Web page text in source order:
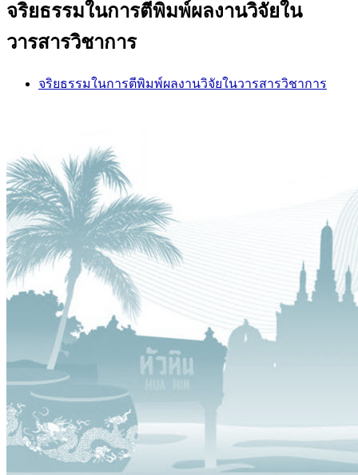
จริยธรรมในการตีพิมพ์ผลงานวิจัยใน
วารสารวิชาการ
จริยธรรมในการตีพิมพ์ผลงานวิจัยในวารสารวิชาการ